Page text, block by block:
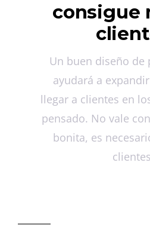
consigue
Un buen diseño de
ayudará a
llegar a clientes en
pensado. No vale
bonita, es